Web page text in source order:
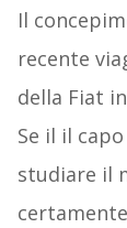
Il
recente
della Fiat
Se il il
studiare il